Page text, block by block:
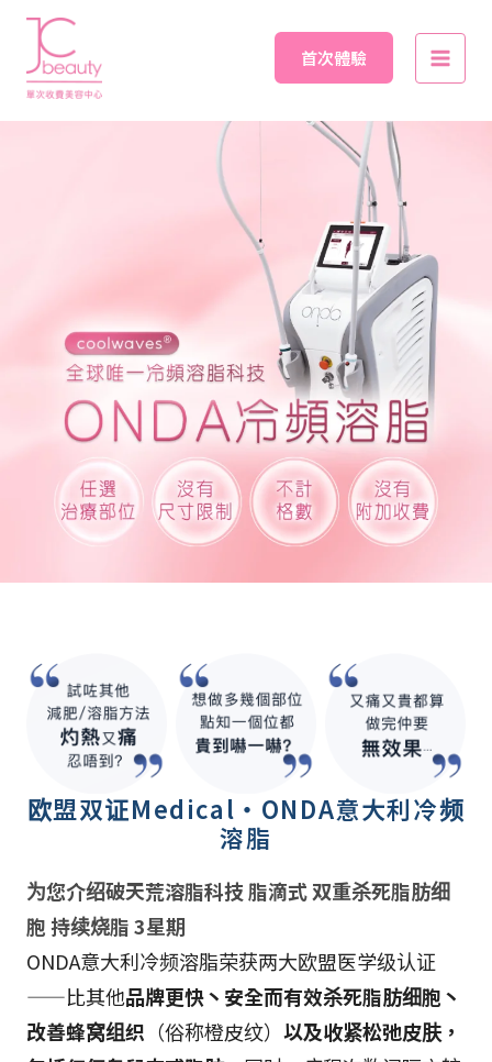
Skip
content
首次體驗
Main
欧盟双证Medical・ONDA意大利冷频
溶脂
为您介绍破天荒溶脂科技 脂滴式 双重杀死脂肪细
胞 持续烧脂 3星期
ONDA意大利冷频溶脂荣获两大欧盟医学级认证
——比其他品牌更快丶安全而有效杀死脂肪细胞丶
改善蜂窝组织 （俗称橙皮纹） 以及收紧松弛皮肤，